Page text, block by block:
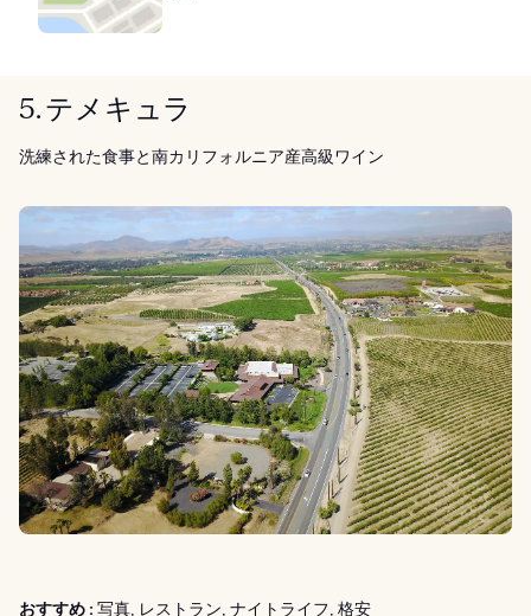
5. テメキュラ
洗練された食事と南カリフォルニア産高級ワイン
おすすめ : 写真, レストラン, ナイトライフ, 格安